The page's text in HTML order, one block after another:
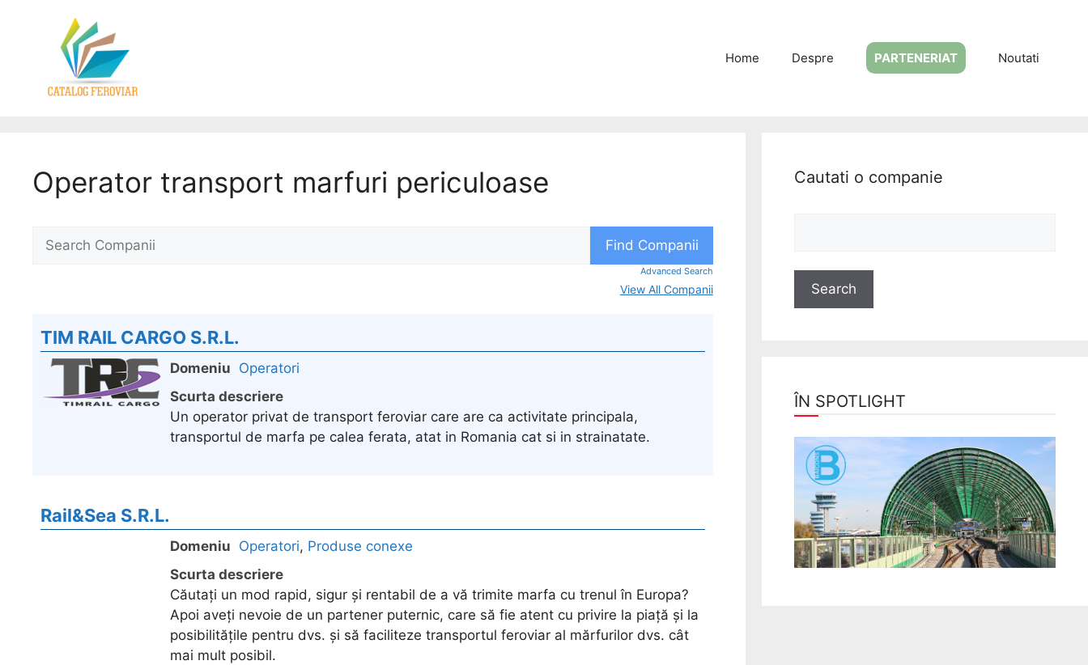
Home Despre PARTENERIAT Noutati
Operator transport marfuri periculoase
Advanced Search
View All Companii
TIM RAIL CARGO S.R.L.
Domeniu Operatori
Scurta descriere
Un operator privat de transport feroviar care are ca activitate principala,
transportul de marfa pe calea ferata, atat in Romania cat si in strainatate.
Rail&Sea S.R.L.
Domeniu Operatori, Produse conexe
Scurta descriere
Căutați un mod rapid, sigur și rentabil de a vă trimite marfa cu trenul în Europa?
Apoi aveți nevoie de un partener puternic, care să fie atent cu privire la piață și la
posibilitățile pentru dvs. și să faciliteze transportul feroviar al mărfurilor dvs. cât
mai mult posibil.
Cautati o companie
ÎN SPOTLIGHT